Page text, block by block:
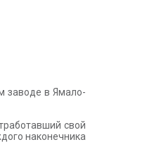
заводе в Ямало-
свой
наконечника